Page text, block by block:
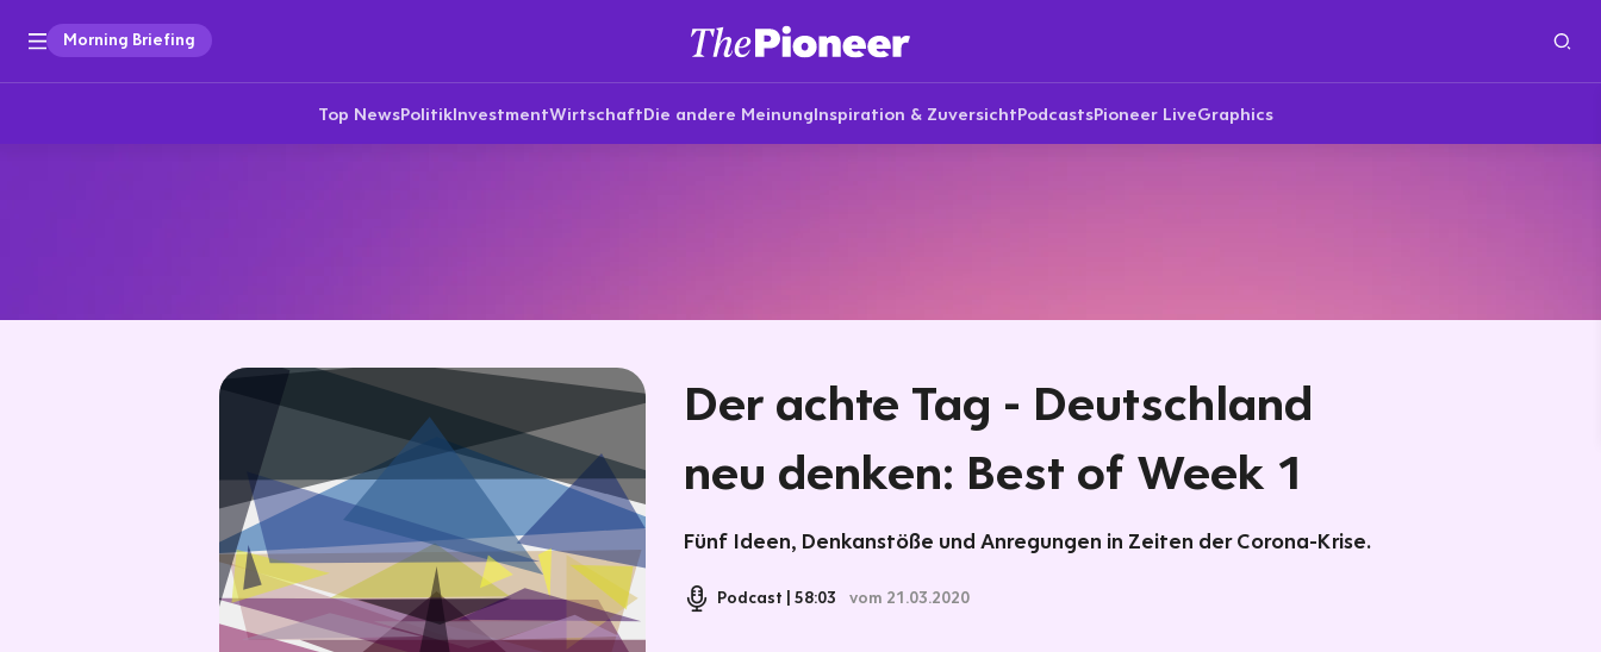
Morning Briefing
Top NewsPolitikInvestmentWirtschaftDie andere MeinungInspiration & ZuversichtPodcastsPioneer LiveGraphics
Der achte Tag - Deutschland
neu denken: Best of Week 1
Fünf Ideen, Denkanstöße und Anregungen in Zeiten der Corona-Krise.
Podcast 58:03 vom 21.03.2020